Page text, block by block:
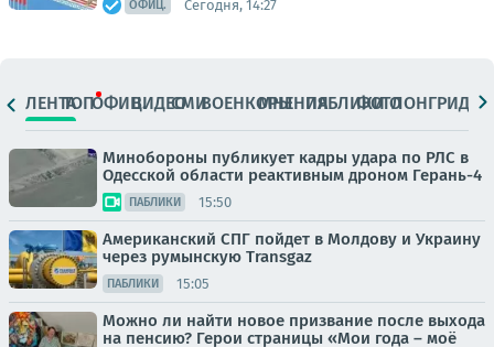
ОФИЦ. Сегодня, 14:27
ЛЕНТАТОПОФИЦ.ВИДЕОСМИВОЕНКОРЫМНЕНИЯПАБЛИКИ
ФОТОЛОНГРИДЫ
Минобороны публикует кадры удара по РЛС в
Одесской области реактивным дроном Герань-4
ПАБЛИКИ 15:50
Американский СПГ пойдет в Молдову и Украину
через румынскую Transgaz
ПАБЛИКИ 15:05
Можно ли найти новое призвание после выхода
на пенсию? Герои страницы «Мои года – моё